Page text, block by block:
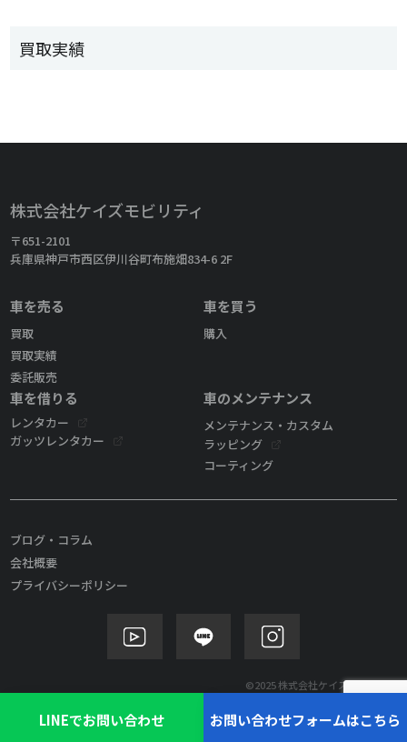
LINEでお問い合わせ お問い合わせフォームはこちら
買取実績
株式会社ケイズモビリティ
〒651-2101
兵庫県神戸市西区伊川谷町布施畑834-6 2F
車を売る
買取
買取実績
委託販売
車を買う
購入
車を借りる
レンタカー
ガッツレンタカー
車のメンテナンス
メンテナンス・カスタム
ラッピング
コーティング
ブログ・コラム
会社概要
プライバシーポリシー
©2025 株式会社ケイズモビリティ